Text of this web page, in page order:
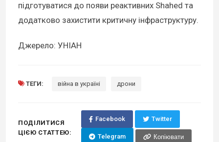
підготуватися до появи реактивних Shahed та
додатково захистити критичну інфраструктуру.
Джерело: УНІАН
ТЕГИ: війна в україні дрони
ПОДІЛИТИСЯ
ЦІЄЮ СТАТТЕЮ:
Facebook Twitter
Telegram Копіювати